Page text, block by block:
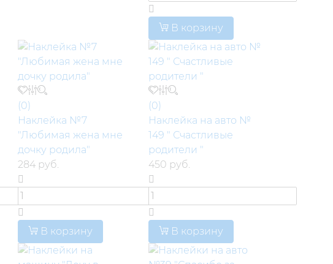
В корзину
(0)
Наклейка №7
"Любимая жена мне
дочку родила"
284 руб.
В корзину
(0)
Наклейка на авто №
149 " Счастливые
родители "
450 руб.
В корзину